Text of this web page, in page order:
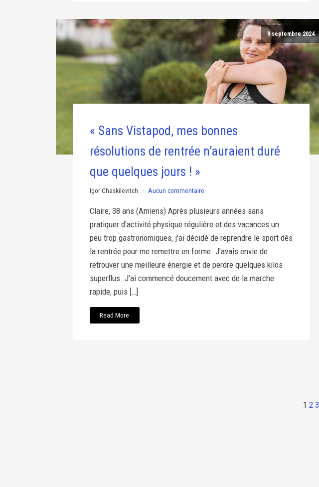
9 septembre 2024
« Sans Vistapod, mes bonnes
résolutions de rentrée n’auraient duré
que quelques jours ! »
Igor Chaskilevitch Aucun commentaire
Claire, 38 ans (Amiens) Après plusieurs années sans
pratiquer d'activité physique régulière et des vacances un
peu trop gastronomiques, j'ai décidé de reprendre le sport dès
la rentrée pour me remettre en forme. J'avais envie de
retrouver une meilleure énergie et de perdre quelques kilos
superflus. J'ai commencé doucement avec de la marche
rapide, puis […]
Read More
1 2 3